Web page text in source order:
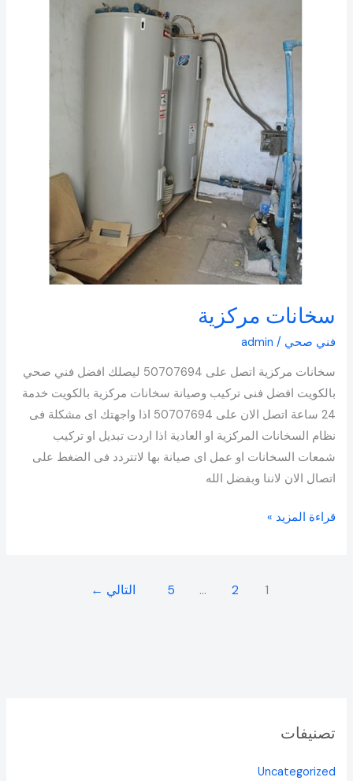
سخانات مركزية
فني صحي /
admin
سخانات مركزية اتصل على 50707694 ليصلك افضل فني صحي
بالكويت افضل فنى تركيب وصيانة سخانات مركزية بالكويت خدمة
24 ساعة اتصل الان على 50707694 اذا واجهتك اى مشكلة فى
نظام السخانات المركزية او العادية اذا اردت تبديل او تركيب
شمعات السخانات او عمل اى صيانة بها لاتتردد فى الضغط على
اتصال الان لاننا وبفضل الله
قراءة المزيد »
1
2
…
5 التالي ←
تصنيفات
Uncategorized